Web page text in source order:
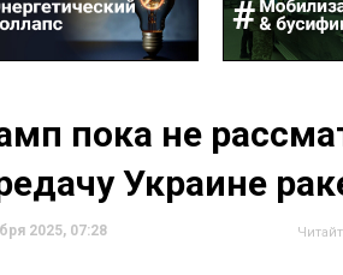
пока не
Украине
2025, 07:28